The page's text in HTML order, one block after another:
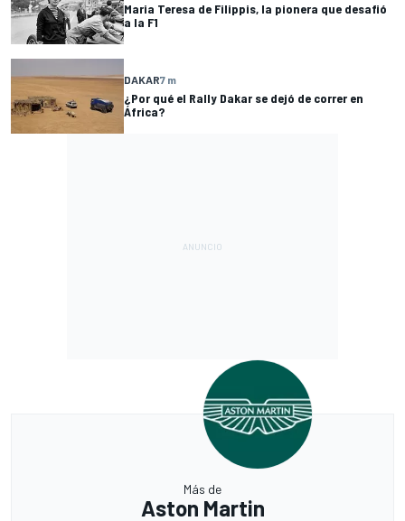
Maria Teresa de Filippis, la pionera que desafió
a la F1
DAKAR7 m
¿Por qué el Rally Dakar se dejó de correr en
África?
Más de
Aston Martin